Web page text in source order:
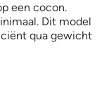
een cocon.
Dit model
qua gewicht